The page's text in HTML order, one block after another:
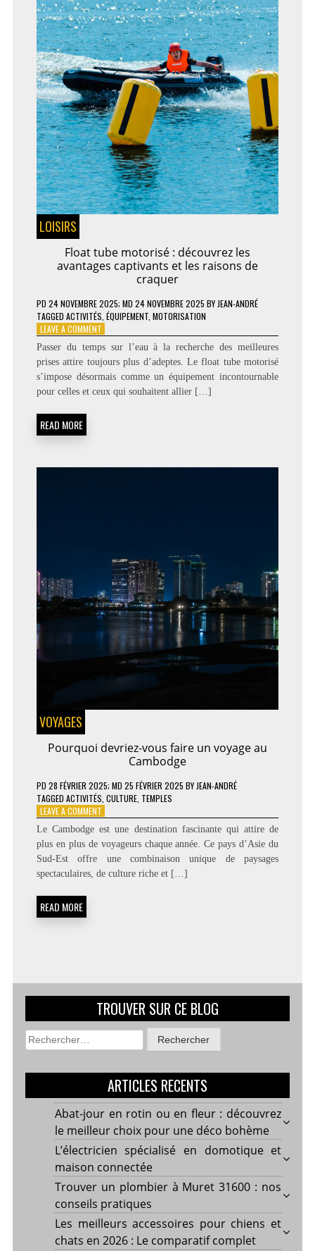
INTERNET
DE
VOTRE
ENTREPRISE
LOISIRS
Float tube motorisé : découvrez les
avantages captivants et les raisons de
craquer
PD 24 NOVEMBRE 2025; MD 24 NOVEMBRE 2025 BY JEAN-ANDRÉ
TAGGED ACTIVITÉS ÉQUIPEMENT, MOTORISATION
LEAVE A COMMENTON
TUBE
MOTORISÉ
:
DÉCOUVREZ
RAISONS
Passer du temps sur l’eau à la recherche des meilleures
prises attire toujours plus d’adeptes. Le float tube motorisé
s’impose désormais comme un équipement incontournable
pour celles et ceux qui souhaitent allier […]
READ MORE
VOYAGES
Pourquoi devriez-vous faire un voyage au
Cambodge
PD 28 FÉVRIER 2025; MD 25 FÉVRIER 2025 BYJEAN-ANDRÉ
TAGGED ACTIVITÉS, CULTURE, TEMPLES
LEAVE A COMMENTON
POURQUOI
DEVRIEZ-
VOUS
FAIRE
UN
Le Cambodge est une destination fascinante qui attire de
plus en plus de voyageurs chaque année. Ce pays d’Asie du
Sud-Est offre une combinaison unique de paysages
spectaculaires, de culture riche et […]
READ MORE
TROUVER SUR CE BLOG
Rechercher :
ARTICLES RECENTS
Abat-jour en rotin ou en fleur : découvrez
le meilleur choix pour une déco bohème
L’électricien spécialisé en domotique et
maison connectée
Trouver un plombier à Muret 31600 : nos
conseils pratiques
Les meilleurs accessoires pour chiens et
chats en 2026 : Le comparatif complet